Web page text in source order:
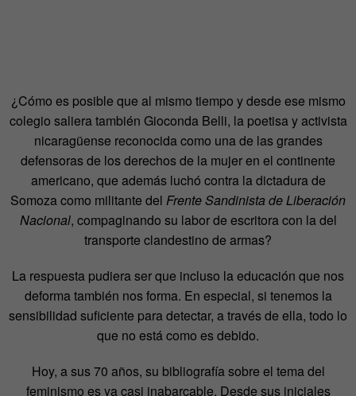
¿Cómo es posible que al mismo tiempo y desde ese mismo
colegio saliera también Gioconda Belli, la poetisa y activista
nicaragüense reconocida como una de las grandes
defensoras de los derechos de la mujer en el continente
americano, que además luchó contra la dictadura de
Somoza como militante del Frente Sandinista de Liberación
Nacional, compaginando su labor de escritora con la del
transporte clandestino de armas?
La respuesta pudiera ser que incluso la educación que nos
deforma también nos forma. En especial, si tenemos la
sensibilidad suficiente para detectar, a través de ella, todo lo
que no está como es debido.
Hoy, a sus 70 años, su bibliografía sobre el tema del
feminismo es ya casi inabarcable. Desde sus iniciales